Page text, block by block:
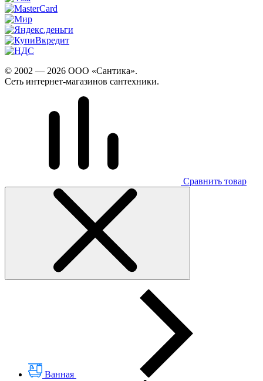
© 2002 — 2026 ООО «Сантика».
Сеть интернет-магазинов сантехники.
Сравнить товар
Ванная